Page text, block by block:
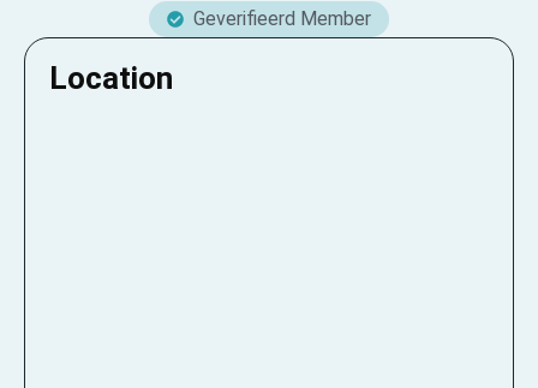
Geverifieerd Member
Location